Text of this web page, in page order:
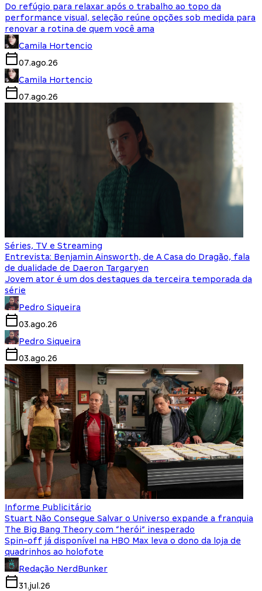
Do refúgio para relaxar após o trabalho ao topo da
performance visual, seleção reúne opções sob medida para
renovar a rotina de quem você ama
Camila Hortencio
07.ago.26
Camila Hortencio
07.ago.26
Séries, TV e Streaming
Entrevista: Benjamin Ainsworth, de A Casa do Dragão, fala
de dualidade de Daeron Targaryen
Jovem ator é um dos destaques da terceira temporada da
série
Pedro Siqueira
03.ago.26
Pedro Siqueira
03.ago.26
Informe Publicitário
Stuart Não Consegue Salvar o Universo expande a franquia
The Big Bang Theory com “herói” inesperado
Spin-off já disponível na HBO Max leva o dono da loja de
quadrinhos ao holofote
Redação NerdBunker
31.jul.26